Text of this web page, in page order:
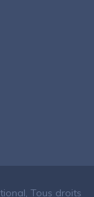
Tous droits